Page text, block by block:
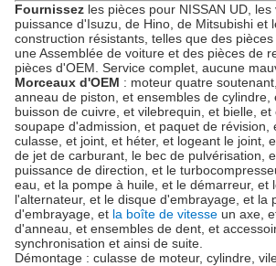
Fournissez les pièces pour NISSAN UD,
puissance d'Isuzu, de Hino, de Mitsubishi et
construction résistants, telles que des
une Assemblée de voiture et des pièces de
pièces d'OEM. Service complet, aucune
Morceaux d'OEM : moteur quatre
anneau de piston, et ensembles de cylindre,
buisson de cuivre, et vilebrequin, et bielle,
soupape d'admission, et paquet de révision,
culasse, et joint, et héter, et logeant le joint,
de jet de carburant, le bec de pulvérisation,
puissance de direction, et le
eau, et la pompe à huile, et le démarreur, et
l'alternateur, et le disque d'embrayage, et la
d'embrayage, et la boîte de vitesse un axe,
d'anneau, et ensembles de dent, et
synchronisation et ainsi de suite.
Démontage : culasse de moteur, cylindre,